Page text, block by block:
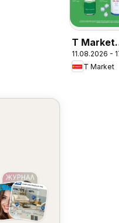
T Market
брошура
11.08.2026 -
T Market